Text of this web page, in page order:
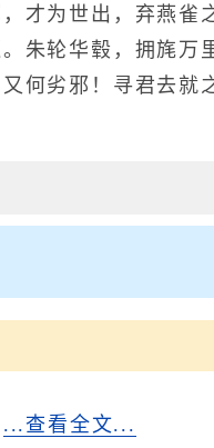
才为世出，弃燕雀
朱轮华毂，拥旄万
何劣邪！寻君去就
...查看全文...